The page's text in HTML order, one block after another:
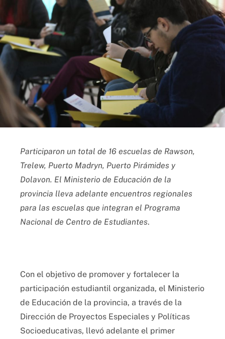
Participaron un total de 16 escuelas de Rawson,
Trelew, Puerto Madryn, Puerto Pirámides y
Dolavon. El Ministerio de Educación de la
provincia lleva adelante encuentros regionales
para las escuelas que integran el Programa
Nacional de Centro de Estudiantes.
Con el objetivo de promover y fortalecer la
participación estudiantil organizada, el Ministerio
de Educación de la provincia, a través de la
Dirección de Proyectos Especiales y Políticas
Socioeducativas, llevó adelante el primer